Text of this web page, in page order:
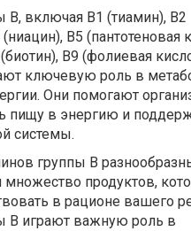
включая B1 (тиамин), B2
B5 (пантотеновая
B9 (фолиевая
ключевую роль в
Они помогают
пищу в энергию и
системы.
группы B
продуктов,
в рационе вашего
B играют важную роль в